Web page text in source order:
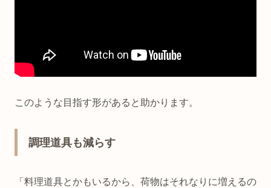
このような目指す形があると助かります。
調理道具も減らす
「料理道具とかもいるから、荷物はそれなりに増えるの